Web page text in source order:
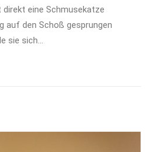
eine Schmusekatze
auf den Schoß gesprungen
sie sich…